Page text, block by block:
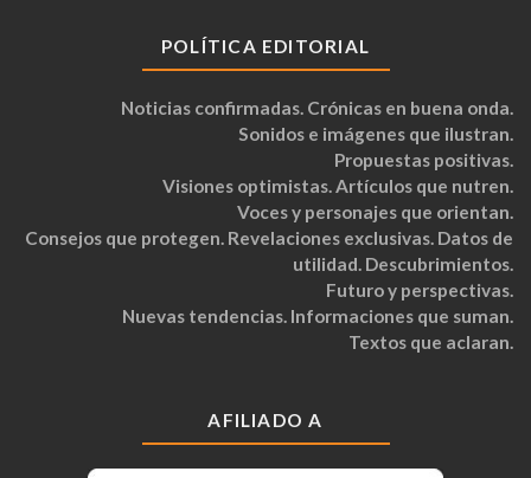
POLÍTICA EDITORIAL
Noticias confirmadas. Crónicas en buena onda.
Sonidos e imágenes que ilustran.
Propuestas positivas.
Visiones optimistas. Artículos que nutren.
Voces y personajes que orientan.
Consejos que protegen. Revelaciones exclusivas. Datos de
utilidad. Descubrimientos.
Futuro y perspectivas.
Nuevas tendencias. Informaciones que suman.
Textos que aclaran.
AFILIADO A